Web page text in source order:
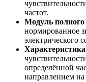
частот.
Модуль полного
нормированное
электрического
определённой
направлением на